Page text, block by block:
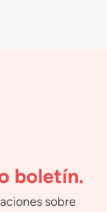
boletín.
sobre